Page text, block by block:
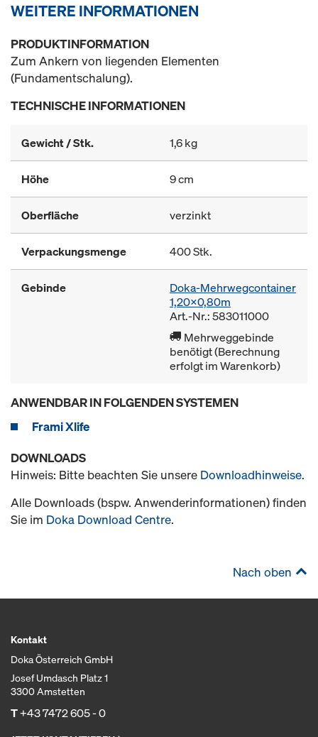
WEITERE INFORMATIONEN
PRODUKTINFORMATION
Zum Ankern von liegenden Elementen
(Fundamentschalung).
TECHNISCHE INFORMATIONEN
Gewicht / Stk. 1,6 kg
Höhe 9 cm
Oberfläche verzinkt
Verpackungsmenge 400 Stk.
Gebinde
Doka-Mehrwegcontainer
1,20x0,80m
Art.-Nr.: 583011000
Mehrweggebinde
benötigt (Berechnung
erfolgt im Warenkorb)
ANWENDBAR IN FOLGENDEN SYSTEMEN
Frami Xlife
DOWNLOADS
Hinweis: Bitte beachten Sie unsere Downloadhinweise.
Alle Downloads (bspw. Anwenderinformationen) finden
Sie im Doka Download Centre.
Nach oben
Kontakt
Doka Österreich GmbH
Josef Umdasch Platz 1
3300 Amstetten
T+43 7472 605 - 0